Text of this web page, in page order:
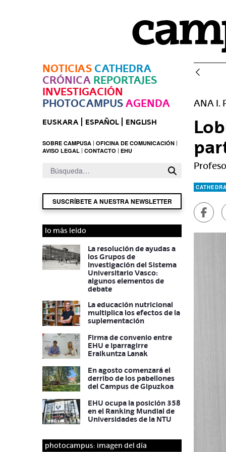
NOTICIAS CATHEDRA
CRÓNICA REPORTAJES
INVESTIGACIÓN
PHOTOCAMPUS AGENDA
EUSKARA ESPAÑOL ENGLISH
SOBRE CAMPUSA OFICINA DE COMUNICACIÓN
AVISO LEGAL CONTACTO EHU
SUSCRÍBETE A NUESTRA NEWSLETTER
lo más leído
La resolución de ayudas a
los Grupos de
Investigación del Sistema
Universitario Vasco:
algunos elementos de
debate
La educación nutricional
multiplica los efectos de la
suplementación
Firma de convenio entre
EHU e Iparragirre
Eraikuntza Lanak
En agosto comenzará el
derribo de los pabellones
del Campus de Gipuzkoa
EHU ocupa la posición 358
en el Ranking Mundial de
Universidades de la NTU
photocampus: imagen del día
ANA I.
CATHEDRA